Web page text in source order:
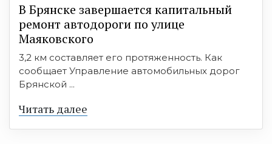
В Брянске завершается капитальный
ремонт автодороги по улице
Маяковского
3,2 км составляет его протяженность. Как
сообщает Управление автомобильных дорог
Брянской ...
Читать далее